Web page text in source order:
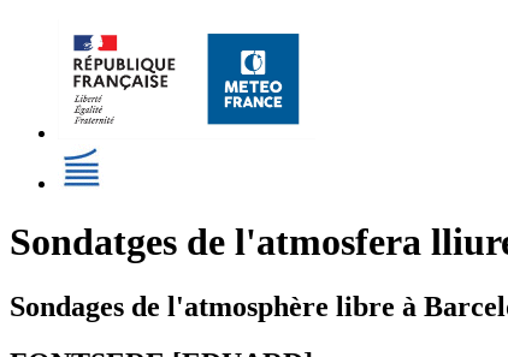
Sondatges de l'atmosfera
Sondages de l'atmosphère libre à